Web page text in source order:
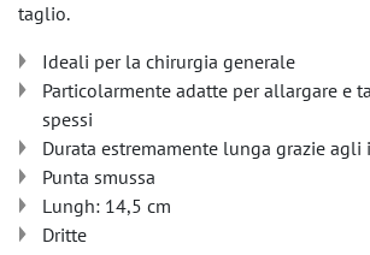
taglio.
Ideali per la chirurgia generale
Particolarmente adatte per allargare e
spessi
Durata estremamente lunga grazie agli
Punta smussa
Lungh: 14,5 cm
Dritte